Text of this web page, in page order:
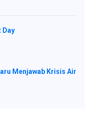
Day
Menjawab Krisis Air